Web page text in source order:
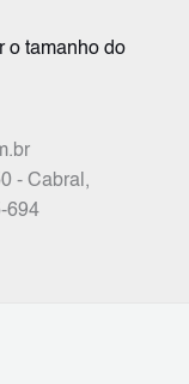
o tamanho do
- Cabral,
694